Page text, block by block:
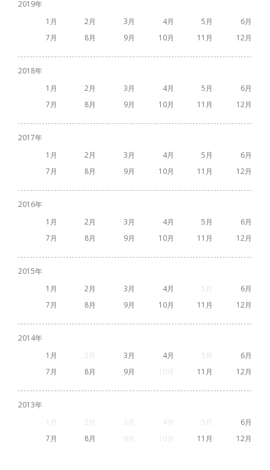
2019
1
2 3 4 5
6
7
8 9 10 11 12
2018
1
2 3 4 5
6
7
8 9 10 11 12
2017
1
2 3 4 5
6
7
8 9 10 11 12
2016
1
2 3 4 5
6
7
8 9 10 11 12
2015
1
2 3 4 5
6
7
8 9 10 11 12
2014
1
2 3 4 5
6
7
8 9 10 11 12
2013
1
2 3 4 5
6
7
8 9 10 11 12